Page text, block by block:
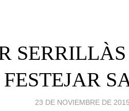
23 DE NOVIEMBRE DE